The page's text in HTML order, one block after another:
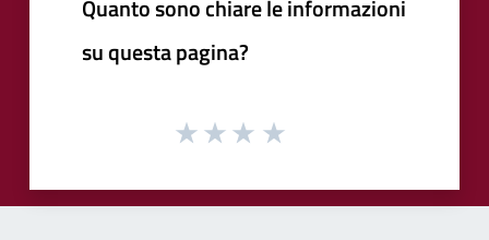
Quanto sono chiare le informazioni
su questa pagina?